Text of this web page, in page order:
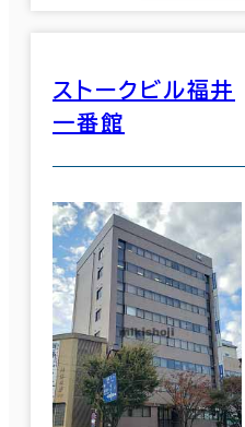
ストークビル福井
一番館